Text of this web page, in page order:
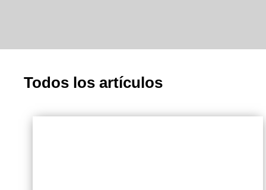
Todos los artículos